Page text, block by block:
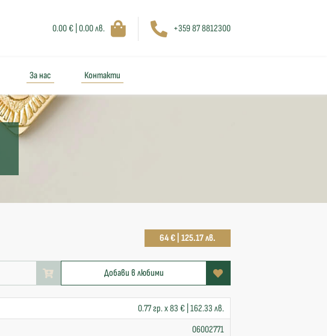
0.00 € | 0.00 лв. +359 87 8812300
За нас Контакти
64 € | 125.17 лв.
Добави в любими
0.77 гр. x 83 € | 162.33 лв.
06002771